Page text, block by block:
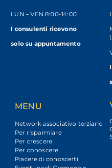
LUN – VEN8:00-14:00
I consulenti ricevono
solosu appuntamento
MENU
Network associativo terziario
Per risparmiare
Per crescere
Per conoscere
Piacere di conoscerti